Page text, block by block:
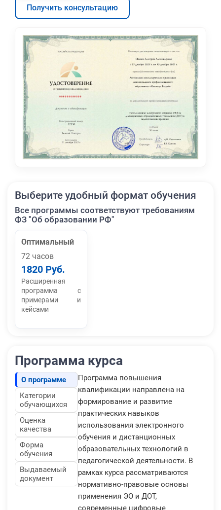
Получить консультацию
Выберите удобный формат обучения
Все программы соответствуют требованиям
ФЗ "Об образовании РФ"
Оптимальный
72 часов
1820 Руб.
Расширенная
программа с
примерами и
кейсами
Программа курса
О программе
Категории
обучающихся
Оценка
качества
Форма
обучения
Выдаваемый
документ
Программа повышения
квалификации направлена на
формирование и развитие
практических навыков
использования электронного
обучения и дистанционных
образовательных технологий в
педагогической деятельности. В
рамках курса рассматриваются
нормативно-правовые основы
применения ЭО и ДОТ,
современные цифровые